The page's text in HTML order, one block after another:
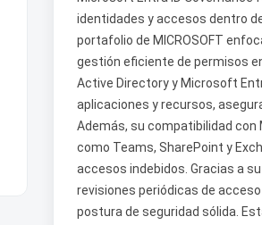
identidades y accesos dentro
portafolio de MICROSOFT
gestión eficiente de permisos
Active Directory y Microsoft
aplicaciones y recursos,
Además, su compatibilidad
como Teams, SharePoint y
accesos indebidos. Gracias a
revisiones periódicas de
postura de seguridad sólida.